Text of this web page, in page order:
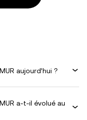
aujourd’hui ?
a-t-il évolué au